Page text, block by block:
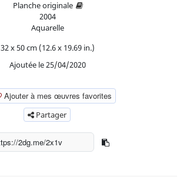
Planche originale
2004
Aquarelle
32 x 50 cm (12.6 x 19.69 in.)
Ajoutée le 25/04/2020
Ajouter à mes œuvres favorites
Partager